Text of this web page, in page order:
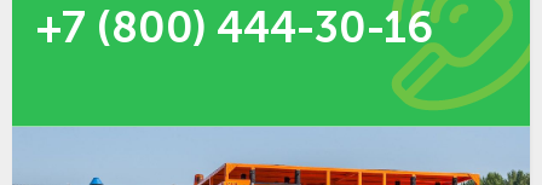
+7 (800) 444-30-16